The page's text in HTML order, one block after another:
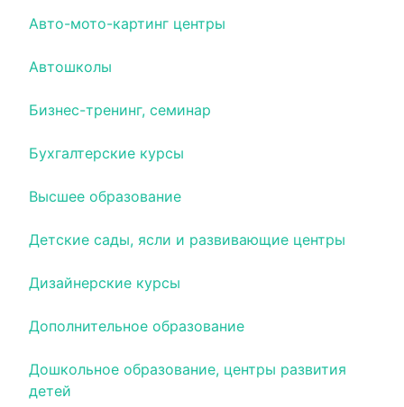
Авто-мото-картинг центры
Автошколы
Бизнес-тренинг, семинар
Бухгалтерские курсы
Высшее образование
Детские сады, ясли и развивающие центры
Дизайнерские курсы
Дополнительное образование
Дошкольное образование, центры развития
детей